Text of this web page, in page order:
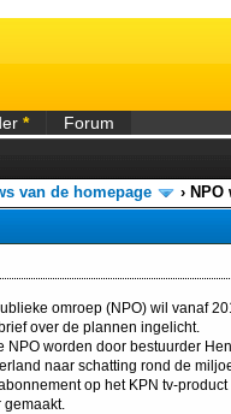
* Forum
van de homepage ›
omroep (NPO) wil vanaf
over de plannen ingelicht.
NPO worden door bestuurder
naar schatting rond de
op het KPN tv-
gemaakt.